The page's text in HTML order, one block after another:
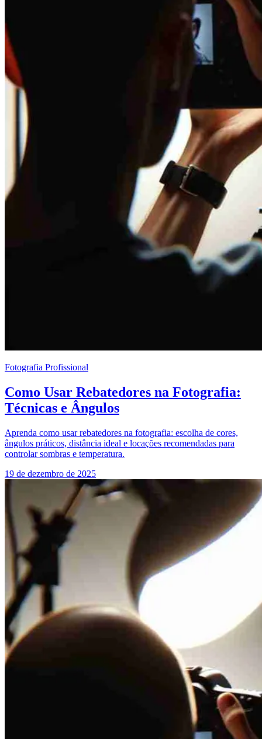
Fotografia Profissional
Como Usar Rebatedores na Fotografia:
Técnicas e Ângulos
Aprenda como usar rebatedores na fotografia: escolha de cores,
ângulos práticos, distância ideal e locações recomendadas para
controlar sombras e temperatura.
19 de dezembro de 2025